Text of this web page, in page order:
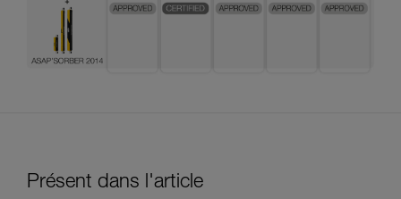
Présent dans l'article